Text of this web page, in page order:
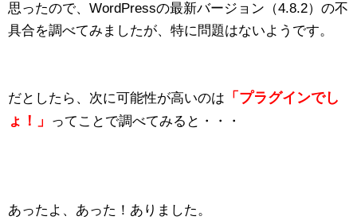
思ったので、WordPressの最新バージョン（4.8.2）の不
具合を調べてみましたが、特に問題はないようです。
だとしたら、次に可能性が高いのは 「プラグインでし
ょ！」
ってことで調べてみると・・・
あったよ、あった！ありました。